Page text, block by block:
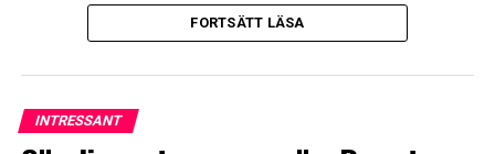
dina erbjudanden mobila, lika mobila som de
smartphones som ”alla” har, eller som alla
plattor/paddor är. Du följer bara med, helt enkelt.
8. Sociala medier handlar om samtal, att kommunicera.
Få människor att prata om din restaurang. ”Vanlig”
Här går vi igenom allt du behöver veta för att lyfta din
1. Ljuset är nyckeln till framgång
FORTSÄTT LÄSA
INTRESSANT